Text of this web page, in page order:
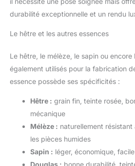
durabilité exceptionnelle et un rendu
Le hêtre et les autres essences
Le hêtre, le mélèze, le sapin ou encore
également utilisés pour la fabrication
essence possède ses spécificités :
Hêtre : grain fin, teinte rosée,
mécanique
Mélèze : naturellement résistant
les pièces humides
Sapin : léger, économique,
Douglas : bonne durabilité,